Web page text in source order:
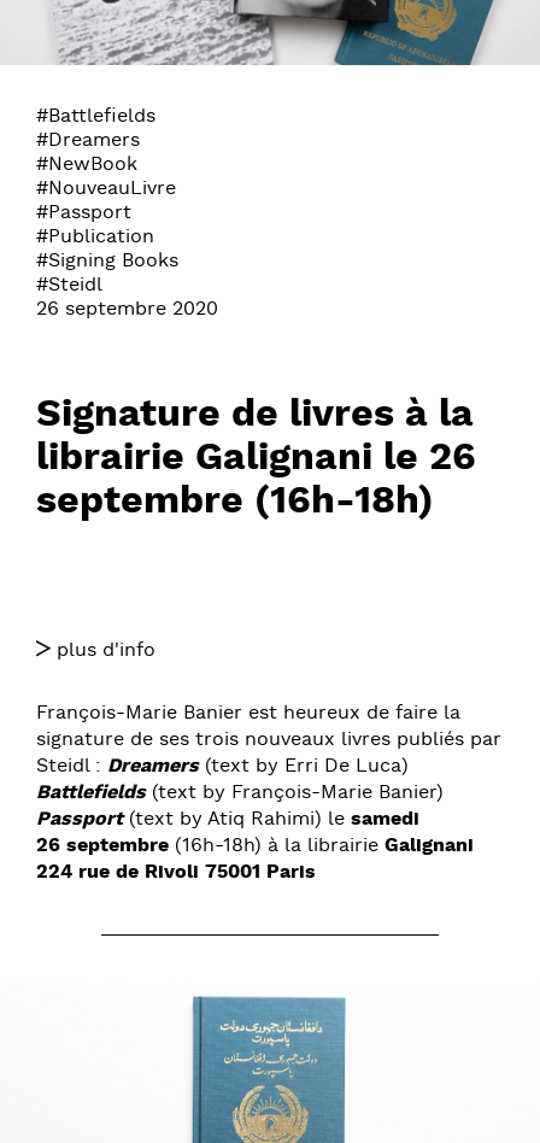
#Battlefields
#Dreamers
#NewBook
#NouveauLivre
#Passport
#Publication
#Signing Books
#Steidl
26 septembre 2020
Signature de livres à la
librairie Galignani le 26
septembre (16h-18h)
plus d'info
François-Marie Banier est heureux de faire la
signature de ses trois nouveaux livres publiés par
Steidl : Dreamers(text by Erri De Luca)
Battlefields(text by François-Marie Banier)
Passport(text by Atiq Rahimi) le samedi
26 septembre (16h-18h) à la librairie Galignani
224 rue de Rivoli 75001 Paris